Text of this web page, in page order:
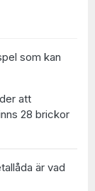
som kan
att
28 brickor
är vad